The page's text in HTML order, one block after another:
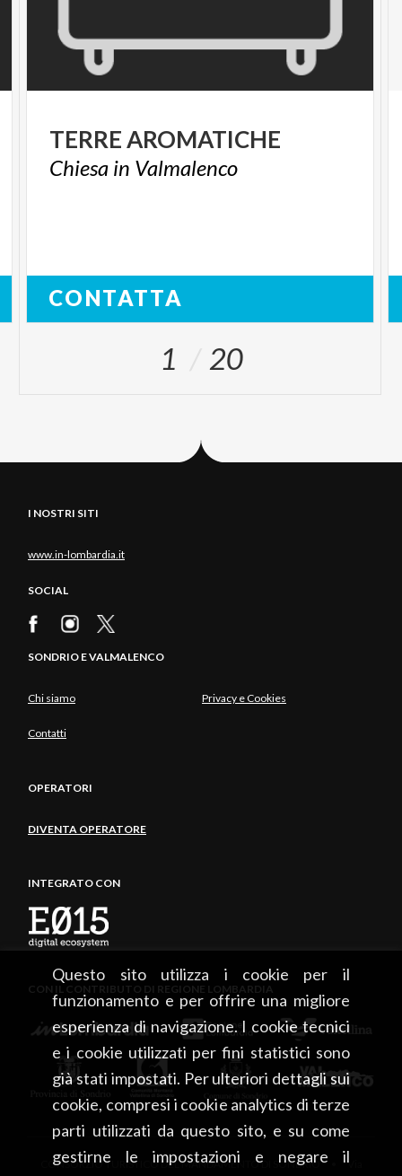
Questo sito utilizza i cookie per il
funzionamento e per offrire una migliore
esperienza di navigazione. I cookie tecnici
e i cookie utilizzati per fini statistici sono
già stati impostati. Per ulteriori dettagli sui
cookie, compresi i cookie analytics di terze
parti utilizzati da questo sito, e su come
gestirne le impostazioni e negare il
TERREAROMATICHE
Chiesa in Valmalenco
CONTATTA
1 20
I NOSTRI SITI
www.in-lombardia.it
SOCIAL
SONDRIO E VALMALENCO
Chi siamo Privacy e Cookies
Contatti
OPERATORI
DIVENTA OPERATORE
INTEGRATO CON
CON IL CONTRIBUTO DI REGIONE LOMBARDIA
CONSORZIO TURISTICO DEL MANDAMENTO DI SONDRIO • Via